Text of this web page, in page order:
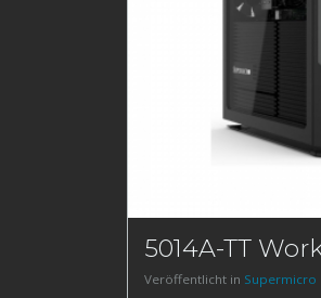
5014A-TT
Veröffentlicht in Supermicro